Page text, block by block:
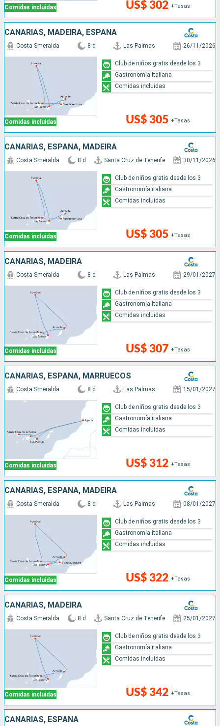
Comidas incluidas US$ 302 +Tasas
CANARIAS, MADEIRA, ESPAÑA
Comidas incluidas
Costa Smeralda 8 d Las Palmas 26/11/2026
US$ 305 +Tasas
Club de niños gratis desde los 3
Gastronomía italiana
Comidas incluidas
CANARIAS, ESPAÑA, MADEIRA
Comidas incluidas
Costa Smeralda 8 d Santa Cruz de Tenerife 30/11/2026
US$ 305 +Tasas
Club de niños gratis desde los 3
Gastronomía italiana
Comidas incluidas
CANARIAS, MADEIRA
Comidas incluidas
Costa Smeralda 8 d Las Palmas 29/01/2027
US$ 307 +Tasas
Club de niños gratis desde los 3
Gastronomía italiana
Comidas incluidas
CANARIAS, ESPAÑA, MARRUECOS
Comidas incluidas
Costa Smeralda 8 d Las Palmas 15/01/2027
US$ 312 +Tasas
Club de niños gratis desde los 3
Gastronomía italiana
Comidas incluidas
CANARIAS, ESPAÑA, MADEIRA
Comidas incluidas
Costa Smeralda 8 d Las Palmas 08/01/2027
US$ 322 +Tasas
Club de niños gratis desde los 3
Gastronomía italiana
Comidas incluidas
CANARIAS, MADEIRA
Comidas incluidas
Costa Smeralda 8 d Santa Cruz de Tenerife 25/01/2027
US$ 342 +Tasas
Club de niños gratis desde los 3
Gastronomía italiana
Comidas incluidas
CANARIAS, ESPAÑA